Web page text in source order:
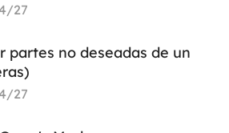
27
partes no deseadas de un
27